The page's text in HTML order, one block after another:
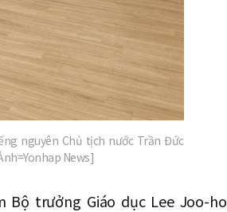
nguyên Chủ tịch nước Trần Đức
News]
trưởng Giáo dục Lee Joo-ho